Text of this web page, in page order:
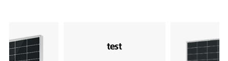
test